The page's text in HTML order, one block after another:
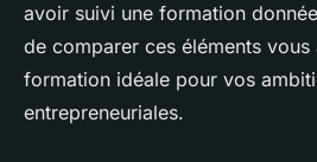
avoir suivi une formation
de comparer ces éléments
formation idéale pour vos
entrepreneuriales.